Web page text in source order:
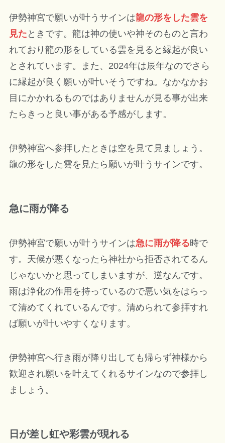
伊勢神宮で願いが叶うサインは龍の形をした雲を
見た ときです。龍は神の使いや神そのものと言わ
れており龍の形をしている雲を見ると縁起が良い
とされています。また、2024年は辰年なのでさら
に縁起が良く願いが叶いそうですね。なかなかお
目にかかれるものではありませんが見る事が出来
たらきっと良い事がある予感がします。
伊勢神宮へ参拝したときは空を見て見ましょう。
龍の形をした雲を見たら願いが叶うサインです。
急に雨が降る
伊勢神宮で願いが叶うサインは急に雨が降る時で
す。天候が悪くなったら神社から拒否されてるん
じゃないかと思ってしまいますが、逆なんです。
雨は浄化の作用を持っているので悪い気をはらっ
て清めてくれているんです。清められて参拝すれ
ば願いが叶いやすくなります。
伊勢神宮へ行き雨が降り出しても帰らず神様から
歓迎され願いを叶えてくれるサインなので参拝し
ましょう。
日が差し虹や彩雲が現れる